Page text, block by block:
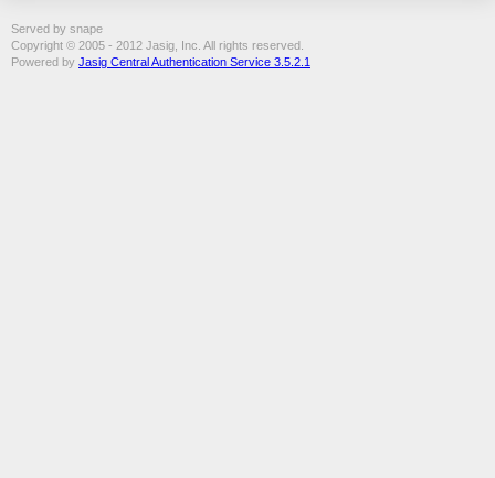
Served by snape
Copyright © 2005 - 2012 Jasig, Inc. All rights reserved.
Powered by Jasig Central Authentication Service 3.5.2.1